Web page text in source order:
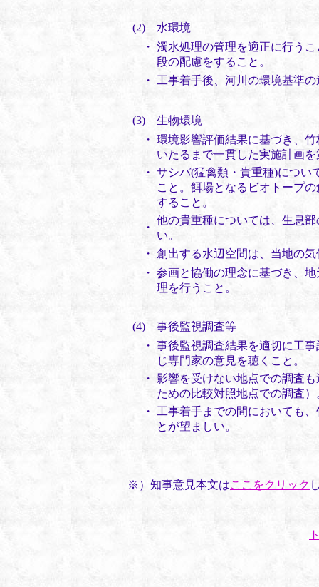
(2) 水環境
・ 濁水処理の管理を適正に行う
段の配慮をすること。
・
工事着手後、河川の環境基準
(3) 生物環境
・ 環境影響評価結果に基づき、
いたるまで一貫した実施計画
・ サシバ(猛禽類・貴重種)につい
こと。餌場となるビオトープ
すること。
・
他の貴重種については、生息
い。
・ 創出する水辺空間は、当地の
・ 参画と協働の理念に基づき、
理を行うこと。
(4) 事後監視調査等
・ 事後監視調査結果を適切に工
じ専門家の意見を聴くこと。
・ 影響を受けない地点での調査
ための比較対照地点での調査）
・
工事着手までの間においても
とが望ましい。
※）知事意見本文はここをクリック